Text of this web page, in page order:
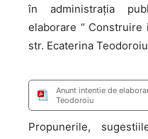
în administrația
elaborare “ Construire
str. Ecaterina
Anunt intentie de
Teodoroiu
Propunerile,